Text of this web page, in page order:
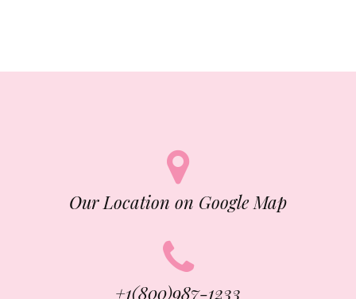
Our Location on Google Map
+1(800)987-1233